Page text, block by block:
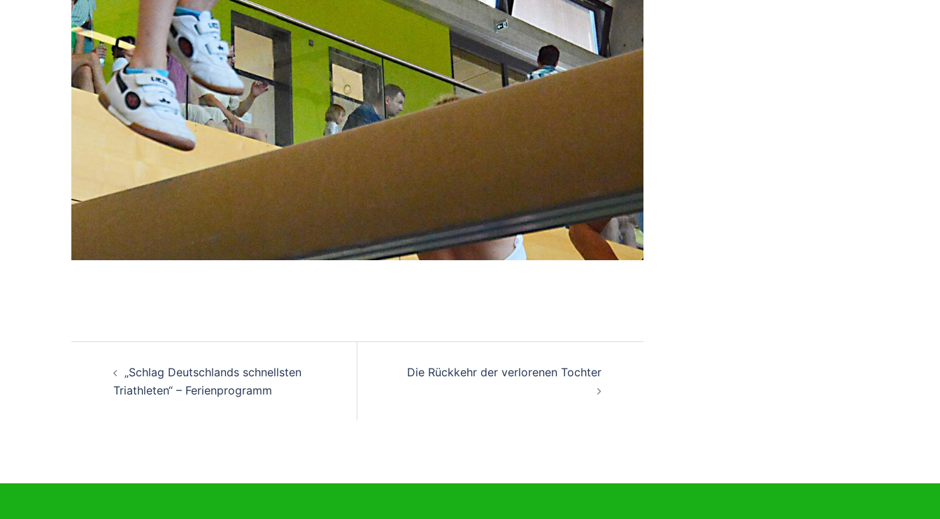
„Schlag Deutschlands schnellsten
Triathleten“ – Ferienprogramm
Die Rückkehr der verlorenen Tochter